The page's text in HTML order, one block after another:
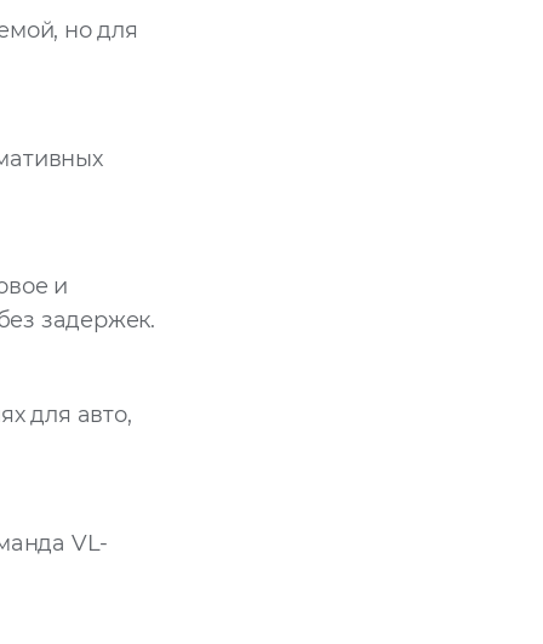
но для
и
задержек.
для авто,
VL-